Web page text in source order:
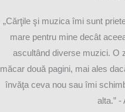
„Cărţile şi muzica îmi sunt
mare pentru mine decât
ascultând diverse muzici. O
măcar două pagini, mai ales
învăţa ceva nou sau îmi
alta.” -